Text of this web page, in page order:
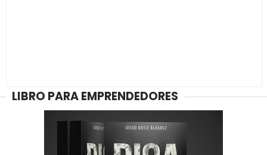
LIBRO PARA EMPRENDEDORES